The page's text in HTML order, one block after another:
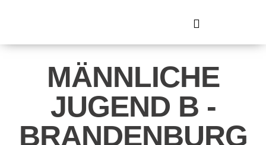
MÄNNLICHE
JUGEND B -
BRANDENBURG